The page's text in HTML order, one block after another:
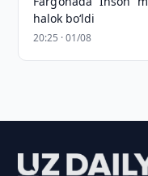
halok bo‘ldi
20:25 · 01/08